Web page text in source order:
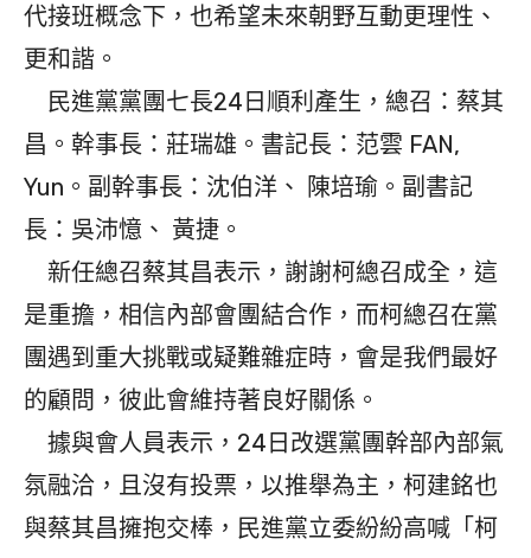
代接班概念下，也希望未來朝野互動更理性、
更和諧。
民進黨黨團七長24日順利產生，總召：蔡其
昌。幹事長：莊瑞雄。書記長：范雲 FAN,
Yun。副幹事長：沈伯洋、 陳培瑜。副書記
長：吳沛憶、 黃捷。
新任總召蔡其昌表示，謝謝柯總召成全，這
是重擔，相信內部會團結合作，而柯總召在黨
團遇到重大挑戰或疑難雜症時，會是我們最好
的顧問，彼此會維持著良好關係。
據與會人員表示，24日改選黨團幹部內部氣
氛融洽，且沒有投票，以推舉為主，柯建銘也
與蔡其昌擁抱交棒，民進黨立委紛紛高喊「柯